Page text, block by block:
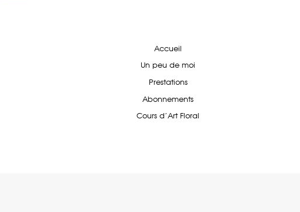
Accueil
Un peu de moi
Prestations
Abonnements
Cours d'Art Floral